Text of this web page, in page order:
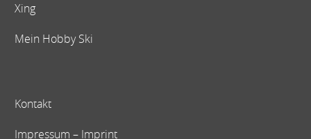
Xing
Mein Hobby Ski
Kontakt
Impressum – Imprint